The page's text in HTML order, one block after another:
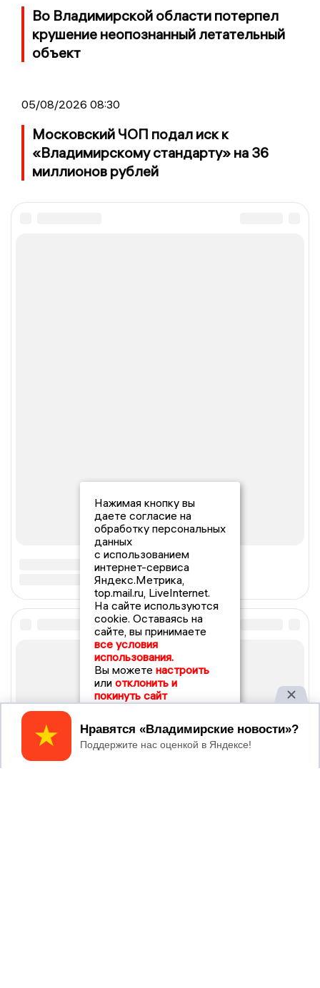
Во Владимирской области потерпел
крушение неопознанный летательный
объект
05/08/2026 08:30
Московский ЧОП подал иск к
«Владимирскому стандарту» на 36
миллионов рублей
Нажимая кнопку вы
даете согласие на
обработку персональных
данных
с использованием
интернет-сервиса
Яндекс.Метрика,
top.mail.ru, LiveInternet.
На сайте используются
cookie. Оставаясь на
сайте, вы принимаете
все условия
использования.
Вы можете настроить
или отклонить и
покинуть сайт
Принять